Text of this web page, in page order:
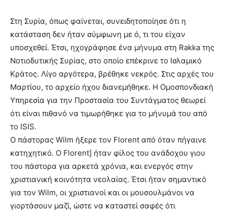
Στη Συρία, όπως φαίνεται, συνειδητοποίησε ότι η
κατάσταση δεν ήταν σύμφωνη με ό, τι του είχαν
υποσχεθεί. Έτσι, ηχογράφησε ένα μήνυμα στη Rakka της
Νοτιοδυτικής Συρίας, στο οποίο επέκρινε το Ισλαμικό
Κράτος. Λίγο αργότερα, βρέθηκε νεκρός. Στις αρχές του
Μαρτίου, το αρχείο ήχου διανεμήθηκε. Η Ομοσπονδιακή
Υπηρεσία για την Προστασία του Συντάγματος θεωρεί
ότι είναι πιθανό να τιμωρήθηκε για το μήνυμά του από
το ISIS.
Ο πάστορας Wilm ήξερε τον Florent από όταν πήγαινε
κατηχητικό. Ο Florent] ήταν φίλος του ανάδοχου γιου
του πάστορα για αρκετά χρόνια, και ενεργός στην
χριστιανική κοινότητα νεολαίας. Έτσι ήταν σημαντικό
για τον Wilm, οι χριστιανοί και οι μουσουλμάνοι να
γιορτάσουν μαζί, ώστε να καταστεί σαφές ότι